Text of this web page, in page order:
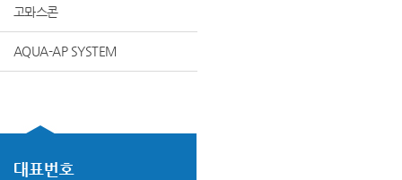
고뫄스콘
AQUA-AP SYSTEM